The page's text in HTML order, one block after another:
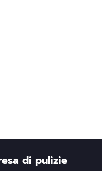
di pulizie